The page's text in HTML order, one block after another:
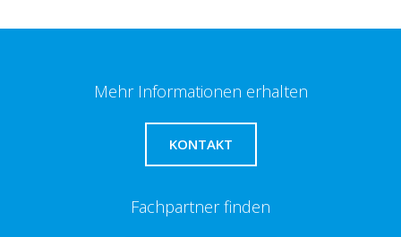
Mehr Informationen erhalten
KONTAKT
Fachpartner finden